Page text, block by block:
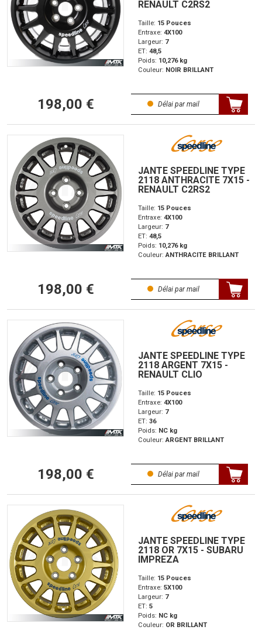
RENAULT C2RS2
Taille: 15 Pouces
Entraxe: 4X100
Largeur: 7
ET: 48,5
Poids: 10,276 kg
Couleur: NOIR BRILLANT
198,00 € Délai par mail
JANTE SPEEDLINE TYPE
2118 ANTHRACITE 7X15 -
RENAULT C2RS2
Taille: 15 Pouces
Entraxe: 4X100
Largeur: 7
ET: 48,5
Poids: 10,276 kg
Couleur: ANTHRACITE BRILLANT
198,00 € Délai par mail
JANTE SPEEDLINE TYPE
2118 ARGENT 7X15 -
RENAULT CLIO
Taille: 15 Pouces
Entraxe: 4X100
Largeur: 7
ET: 36
Poids: NC kg
Couleur: ARGENT BRILLANT
198,00 € Délai par mail
JANTE SPEEDLINE TYPE
2118 OR 7X15 - SUBARU
IMPREZA
Taille: 15 Pouces
Entraxe: 5X100
Largeur: 7
ET: 5
Poids: NC kg
Couleur: OR BRILLANT